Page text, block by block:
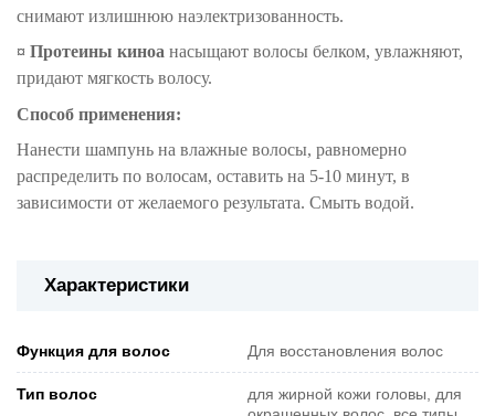
снимают излишнюю наэлектризованность.
¤ Протеины киноа насыщают волосы белком, увлажняют,
придают мягкость волосу.
Способ применения:
Нанести шампунь на влажные волосы, равномерно
распределить по волосам, оставить на 5-10 минут, в
зависимости от желаемого результата. Смыть водой.
Характеристики
Функция для волос Для восстановления волос
Тип волос
для жирной кожи головы, для